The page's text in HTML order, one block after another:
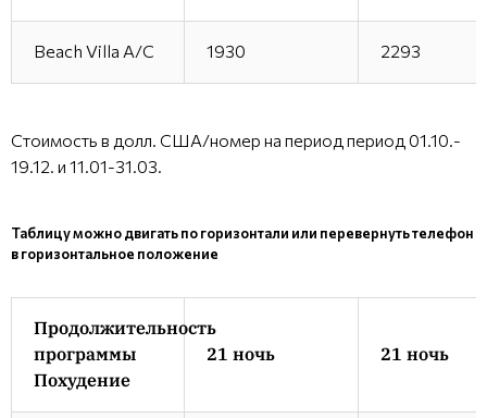
Beach Villa A/C 1930 2293
Стоимость в долл. США/номер на период период 01.10.-
19.12. и 11.01-31.03.
Таблицу можно двигать по горизонтали или перевернуть телефон
в горизонтальное положение
Продолжительность
программы
Похудение
21 ночь 21 ночь